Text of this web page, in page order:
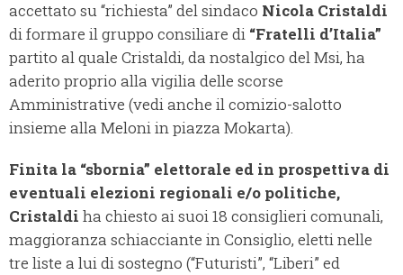
accettato su “richiesta” del sindaco Nicola Cristaldi
di formare il gruppo consiliare di “Fratelli d’Italia”
partito al quale Cristaldi, da nostalgico del Msi, ha
aderito proprio alla vigilia delle scorse
Amministrative (vedi anche il comizio-salotto
insieme alla Meloni in piazza Mokarta).
Finita la “sbornia” elettorale ed in prospettiva di
eventuali elezioni regionali e/o politiche,
Cristaldi ha chiesto ai suoi 18 consiglieri comunali,
maggioranza schiacciante in Consiglio, eletti nelle
tre liste a lui di sostegno (“Futuristi”, “Liberi” ed